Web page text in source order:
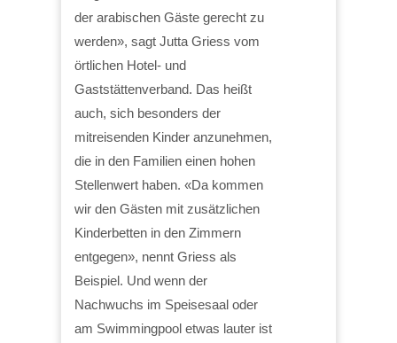
der arabischen Gäste gerecht zu
werden», sagt Jutta Griess vom
örtlichen Hotel- und
Gaststättenverband. Das heißt
auch, sich besonders der
mitreisenden Kinder anzunehmen,
die in den Familien einen hohen
Stellenwert haben. «Da kommen
wir den Gästen mit zusätzlichen
Kinderbetten in den Zimmern
entgegen», nennt Griess als
Beispiel. Und wenn der
Nachwuchs im Speisesaal oder
am Swimmingpool etwas lauter ist